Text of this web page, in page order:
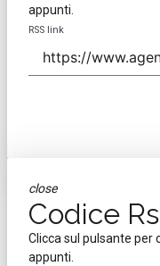
appunti.
RSS link
close
Codice
Clicca sul pulsante per
appunti.